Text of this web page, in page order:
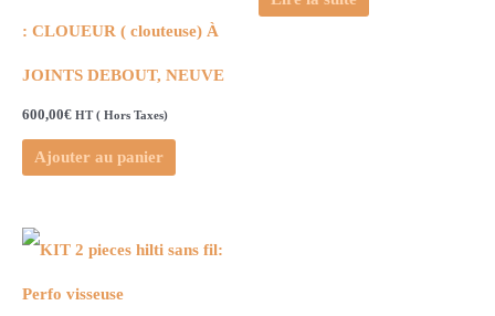
: CLOUEUR ( clouteuse) À
JOINTS DEBOUT, NEUVE
600,00€ HT ( Hors Taxes)
Ajouter au panier